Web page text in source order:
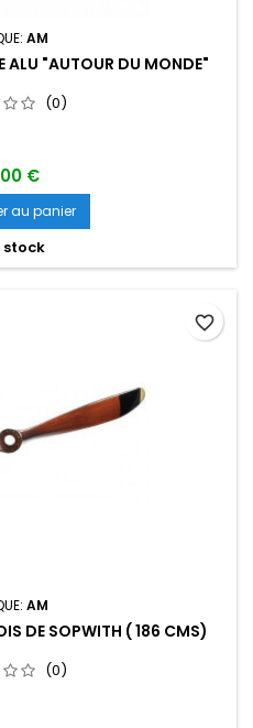
AM
ALU "AUTOUR DU MONDE"
(0)
€
au panier
stock
AM
DE SOPWITH ( 186 CMS)
(0)
favorite_border